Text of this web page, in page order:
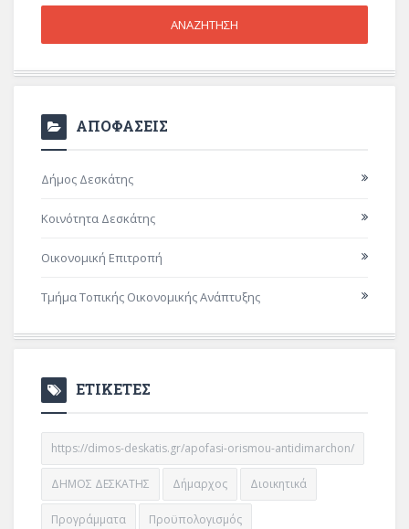
ΑΠΟΦΑΣΕΙΣ
Δήμος Δεσκάτης
Κοινότητα Δεσκάτης
Οικονομική Επιτροπή
Τμήμα Τοπικής Οικονομικής Ανάπτυξης
ΕΤΙΚΕΤΕΣ
https://dimos-deskatis.gr/apofasi-orismou-antidimarchon/
ΔΗΜΟΣ ΔΕΣΚΑΤΗΣ Δήμαρχος Διοικητικά
Προγράμματα Προϋπολογισμός